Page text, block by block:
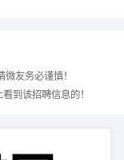
友务必谨慎！
到该招聘信息的！